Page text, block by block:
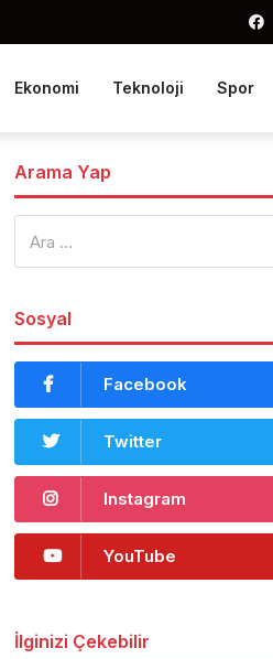
Ekonomi Teknoloji Spor
Arama Yap
Sosyal
Facebook
Twitter
Instagram
YouTube
İlginizi Çekebilir